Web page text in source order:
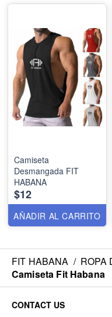
Camiseta
Desmangada FIT
HABANA
$12
AÑADIR AL CARRITO
FIT HABANA / ROPA
Camiseta Fit Habana
CONTACT US